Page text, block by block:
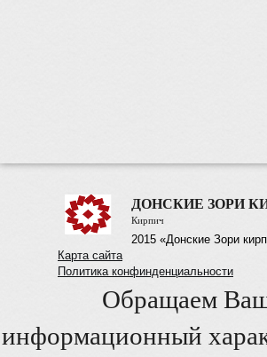
ДОНСКИЕ ЗОРИ
Кирпич
2015 «Донские Зори
Карта сайта
Политика конфинденциальности
Обращаем
информационный